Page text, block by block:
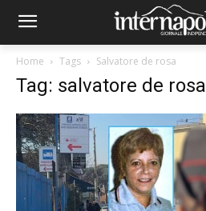
Home Tags Salvatore de rosa
Tag: salvatore de rosa